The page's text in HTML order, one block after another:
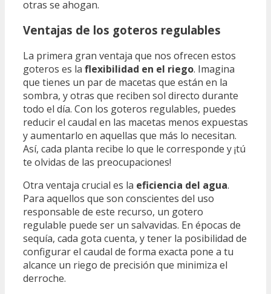
otras se ahogan.
Ventajas de los goteros regulables
La primera gran ventaja que nos ofrecen estos
goteros es la flexibilidad en el riego. Imagina
que tienes un par de macetas que están en la
sombra, y otras que reciben sol directo durante
todo el día. Con los goteros regulables, puedes
reducir el caudal en las macetas menos expuestas
y aumentarlo en aquellas que más lo necesitan.
Así, cada planta recibe lo que le corresponde y ¡tú
te olvidas de las preocupaciones!
Otra ventaja crucial es la eficiencia del agua.
Para aquellos que son conscientes del uso
responsable de este recurso, un gotero
regulable puede ser un salvavidas. En épocas de
sequía, cada gota cuenta, y tener la posibilidad de
configurar el caudal de forma exacta pone a tu
alcance un riego de precisión que minimiza el
derroche.